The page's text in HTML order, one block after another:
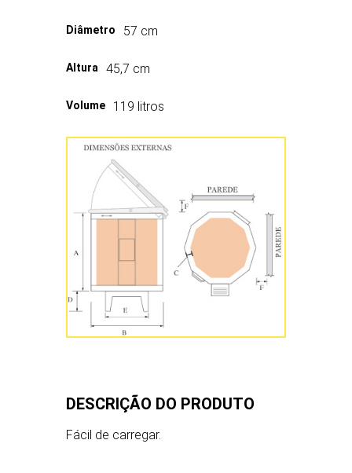
KM1227-3″
KM1222-3″
Diâmetro 57 cm
Altura 45,7 cm
Volume 119 litros
DESCRIÇÃO DO PRODUTO
Fácil de carregar.